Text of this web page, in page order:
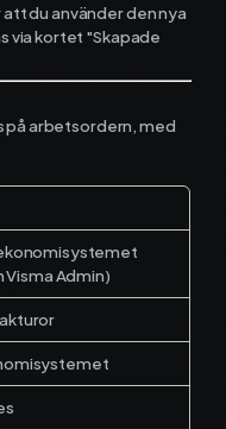
du använder den nya
via kortet "Skapade
på arbetsordern, med
Visma Admin)